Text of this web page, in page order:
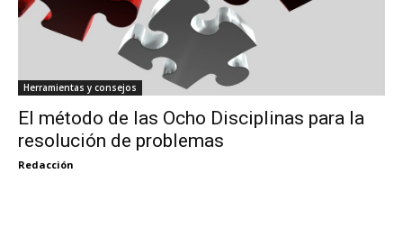
Herramientas y consejos
El método de las Ocho Disciplinas para la
resolución de problemas
Redacción